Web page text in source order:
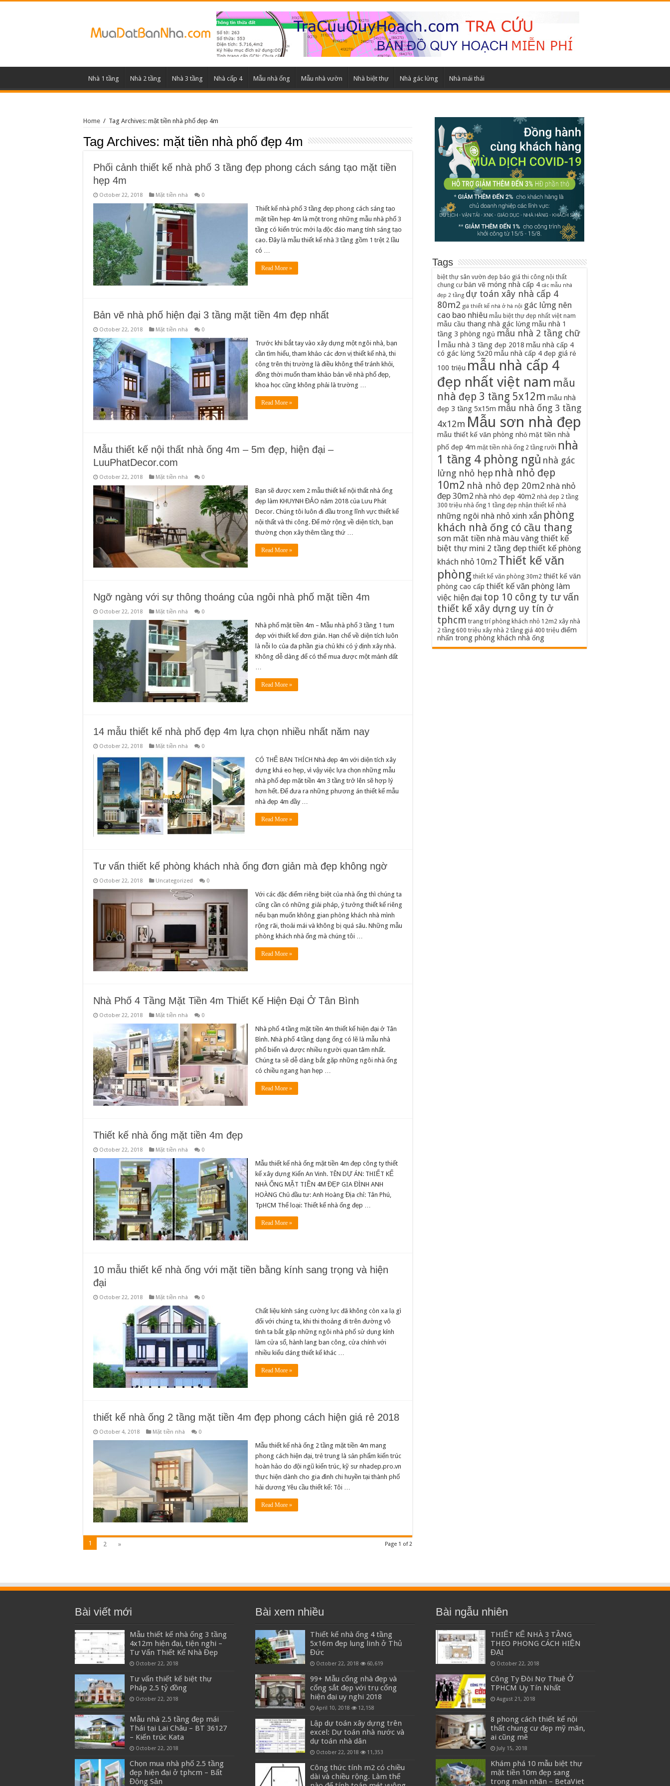
Nhà 1 tầng Nhà 2 tầng Nhà 3 tầng Nhà cấp 4 Mẫu nhà ống Mẫu nhà vườn Nhà biệt thự Nhà gác lửng Nhà mái thái
Home / Tag Archives: mặt tiền nhà phố đẹp 4m
Tag Archives: mặt tiền nhà phố đẹp 4m
Phối cảnh thiết kế nhà phố 3 tầng đẹp phong cách sáng tạo mặt tiền
hẹp 4m
October 22, 2018 Mặt tiền nhà 0
Thiết kế nhà phố 3 tầng đẹp phong cách sáng tạo
mặt tiền hẹp 4m là một trong những mẫu nhà phố 3
tầng có kiến trúc mới lạ độc đáo mang tính sáng tạo
cao. Đây là mẫu thiết kế nhà 3 tầng gồm 1 trệt 2 lầu
có …
Read More »
Bản vẽ nhà phố hiện đại 3 tầng mặt tiền 4m đẹp nhất
October 22, 2018 Mặt tiền nhà 0
Trước khi bắt tay vào xây dựng một ngôi nhà, bạn
cần tìm hiểu, tham khảo các đơn vị thiết kế nhà, thi
công trên thị trường là điều không thể tránh khỏi,
đồng thời muốn tham khảo bản vẽ nhà phố đẹp,
khoa học cũng không phải là trường …
Read More »
Mẫu thiết kế nội thất nhà ống 4m – 5m đẹp, hiện đại –
LuuPhatDecor.com
October 22, 2018 Mặt tiền nhà 0
Bạn sẽ được xem 2 mẫu thiết kế nội thất nhà ống
đẹp làm KHUYNH ĐẢO năm 2018 của Lưu Phát
Decor. Chúng tôi luôn đi đầu trong lĩnh vực thiết kế
nội thất và thi công. Để mở rộng về diện tích, bạn
thường chọn xây thêm tầng thứ …
Read More »
Ngỡ ngàng với sự thông thoáng của ngôi nhà phố mặt tiền 4m
October 22, 2018 Mặt tiền nhà 0
Nhà phố mặt tiền 4m – Mẫu nhà phố 3 tầng 1 tum
đẹp với thiết kế đơn giản. Hạn chế về diện tích luôn
là nỗi lo của đa phần gia chủ khi có ý định xây nhà.
Không dễ dàng để có thể mua được một mảnh đất
…
Read More »
14 mẫu thiết kế nhà phố đẹp 4m lựa chọn nhiều nhất năm nay
October 22, 2018 Mặt tiền nhà 0
CÓ THỂ BẠN THÍCH Nhà đẹp 4m với diện tích xây
dựng khá eo hẹp, vì vậy việc lựa chọn những mẫu
nhà phố đẹp mặt tiền 4m 3 tầng trở lên sẽ hợp lý
hơn hết. Để đưa ra những phương án thiết kế mẫu
nhà đẹp 4m đầy …
Read More »
Tư vấn thiết kế phòng khách nhà ống đơn giản mà đẹp không ngờ
October 22, 2018 Uncategorized 0
Với các đặc điểm riêng biệt của nhà ống thì chúng ta
cũng cần có những giải pháp, ý tưởng thiết kế riêng
nếu bạn muốn không gian phòng khách nhà mình
rộng rãi, thoải mái và không bị quá sâu. Những mẫu
phòng khách nhà ống mà chúng tôi …
Read More »
Nhà Phố 4 Tầng Mặt Tiền 4m Thiết Kế Hiện Đại Ở Tân Bình
October 22, 2018 Mặt tiền nhà 0
Nhà phố 4 tầng mặt tiền 4m thiết kế hiện đại ở Tân
Bình. Nhà phố 4 tầng dạng ống có lẽ là mẫu nhà
phổ biến và được nhiều người quan tâm nhất.
Chúng ta sẽ dễ dàng bắt gặp những ngôi nhà ống
có chiều ngang hạn hẹp …
Read More »
Thiết kế nhà ống mặt tiền 4m đẹp
October 22, 2018 Mặt tiền nhà 0
Mẫu thiết kế nhà ống mặt tiền 4m đẹp công ty thiết
kế xây dựng Kiến An Vinh. TÊN DỰ ÁN: THIẾT KẾ
NHÀ ỐNG MẶT TIỀN 4M ĐẸP GIA ĐÌNH ANH
HOÀNG Chủ đầu tư: Anh Hoàng Địa chỉ: Tân Phú,
TpHCM Thể loại: Thiết kế nhà ống đẹp …
Read More »
10 mẫu thiết kế nhà ống với mặt tiền bằng kính sang trọng và hiện
đại
October 22, 2018 Mặt tiền nhà 0
Chất liệu kính sáng cường lực đã không còn xa lạ gì
đối với chúng ta, khi thi thoảng đi trên đường vô
tình ta bắt gặp những ngôi nhà phố sử dụng kính
làm cửa sổ, hành lang ban công, cửa chính với
nhiều kiểu dáng thiết kế khác …
Read More »
thiết kế nhà ống 2 tầng mặt tiền 4m đẹp phong cách hiện giá rẻ 2018
October 4, 2018 Mặt tiền nhà 0
Mẫu thiết kế nhà ống 2 tầng mặt tiền 4m mang
phong cách hiện đại, trẻ trung là sản phẩm kiến trúc
hoàn hảo do đội ngũ kiến trúc, kỹ sư nhadep.pro.vn
thực hiện dành cho gia đình chi huyền tại thành phố
hải dương Yêu cầu thiết kế: Tôi …
Read More »
Page 1 of 2
1 2 »
Tags
biệt thự sân vườn đẹp báo giá thi công nội thất
chung cư bản vẽ móng nhà cấp 4 các mẫu nhà
đẹp 2 tầng dự toán xây nhà cấp 4
80m2 giá thiết kế nhà ở hà nội gác lửng nên
cao bao nhiêu mẫu biệt thự đẹp nhất việt nam
mẫu cầu thang nhà gác lửngmẫu nhà 1
tầng 3 phòng ngủ mẫu nhà 2 tầng chữ
mẫu nhà 3 tầng đẹp 2018 mẫu nhà cấp 4
có gác lửng 5x20 mẫu nhà cấp 4 đẹp giá rẻ
100 triệu mẫu nhà cấp 4
đẹp nhất việt nam mẫu
nhà đẹp 3 tầng 5x12m mẫu nhà
đẹp 3 tầng 5x15m mẫu nhà ống 3 tầng
4x12m Mẫu sơn nhà đẹp
mẫu thiết kế văn phòng nhỏmặt tiền nhà
phố đẹp 4m mặt tiền nhà ống 2 tầng rưỡi nhà
1 tầng 4 phòng ngủ nhà gác
lửng nhỏ hẹp nhà nhỏ đẹp
10m2 nhà nhỏ đẹp 20m2 nhà nhỏ
đẹp 30m2 nhà nhỏ đẹp 40m2 nhà đẹp 2 tầng
300 triệu nhà ống 1 tầng đẹp nhận thiết kế nhà
những ngôi nhà nhỏ xinh xắn phòng
khách nhà ống có cầu thang
sơn mặt tiền nhà màu vàng thiết kế
biệt thự mini 2 tầng đẹpthiết kế phòng
khách nhỏ 10m2 Thiết kế văn
phòng thiết kế văn phòng 30m2 thiết kế văn
phòng cao cấp thiết kế văn phòng làm
việc hiện đại top 10 công ty tư vấn
thiết kế xây dựng uy tín ở
tphcm trang trí phòng khách nhỏ 12m2 xây nhà
2 tầng 600 triệu xây nhà 2 tầng giá 400 triệu điểm
nhấn trong phòng khách nhà ống
Bài viết mới
Mẫu thiết kế nhà ống 3 tầng
4x12m hiện đại, tiện nghi –
Tư Vấn Thiết Kế Nhà Đẹp
October 22, 2018
Tư vấn thiết kế biệt thự
Pháp 2.5 tỷ đồng
October 22, 2018
Mẫu nhà 2.5 tầng đẹp mái
Thái tại Lai Châu – BT 36127
– Kiến trúc Kata
October 22, 2018
Chọn mua nhà phố 2.5 tầng
đẹp hiện đại ở tphcm – Bất
Động Sản
Bài xem nhiều
Thiết kế nhà ống 4 tầng
5x16m đẹp lung linh ở Thủ
Đức
October 22, 2018 60,619
99+ Mẫu cổng nhà đẹp và
cổng sắt đẹp với trụ cổng
hiện đại uy nghi 2018
April 10, 2018 12,158
Lập dự toán xây dựng trên
excel: Dự toán nhà nước và
dự toán nhà dân
October 22, 2018 11,353
Công thức tính m2 có chiều
dài và chiều rộng. Làm thế
Bài ngẫu nhiên
THIẾT KẾ NHÀ 3 TẦNG
THEO PHONG CÁCH HIỆN
ĐẠI
October 22, 2018
Công Ty Đòi Nợ Thuê Ở
TPHCM Uy Tín Nhất
August 21, 2018
8 phong cách thiết kế nội
thất chung cư đẹp mỹ mãn,
ai cũng mê
July 15, 2018
Khám phá 10 mẫu biệt thự
mặt tiền 10m đẹp sang
trọng mãn nhãn – BetaViet